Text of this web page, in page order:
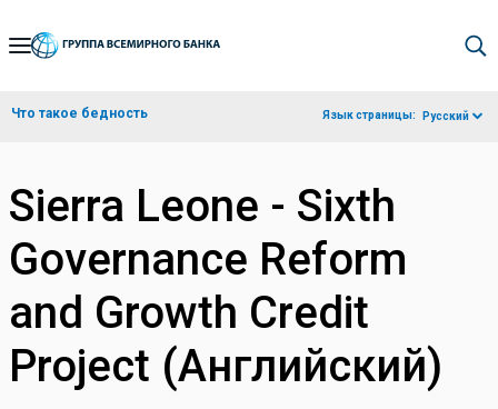
Skip
Navigation
Что такое бедность Язык страницы: Русский
Sierra Leone - Sixth
Governance Reform
and Growth Credit
Project (Английский)